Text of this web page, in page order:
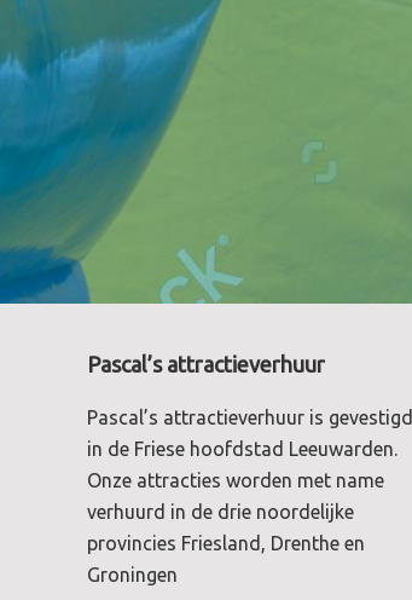
Footer
Pascal’s attractieverhuur
Pascal’s attractieverhuur is gevestigd
in de Friese hoofdstad Leeuwarden.
Onze attracties worden met name
verhuurd in de drie noordelijke
provincies Friesland, Drenthe en
Groningen